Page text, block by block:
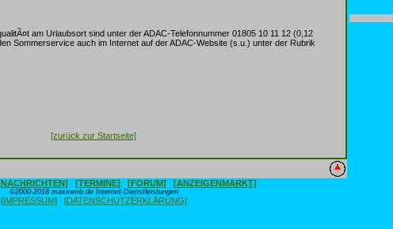
am Urlaubsort sind unter der ADAC-Telefonnummer 01805 10 11 12 (0,12
Sommerservice auch im Internet auf der ADAC-Website (s.u.) unter der Rubrik
[zurück zur Startseite]
[TERMINE] [FORUM] [ANZEIGENMARKT]
©2000-2018 maxxweb.de Internet-Dienstleistungen
[IMPRESSUM] [DATENSCHUTZERKLÄRUNG]